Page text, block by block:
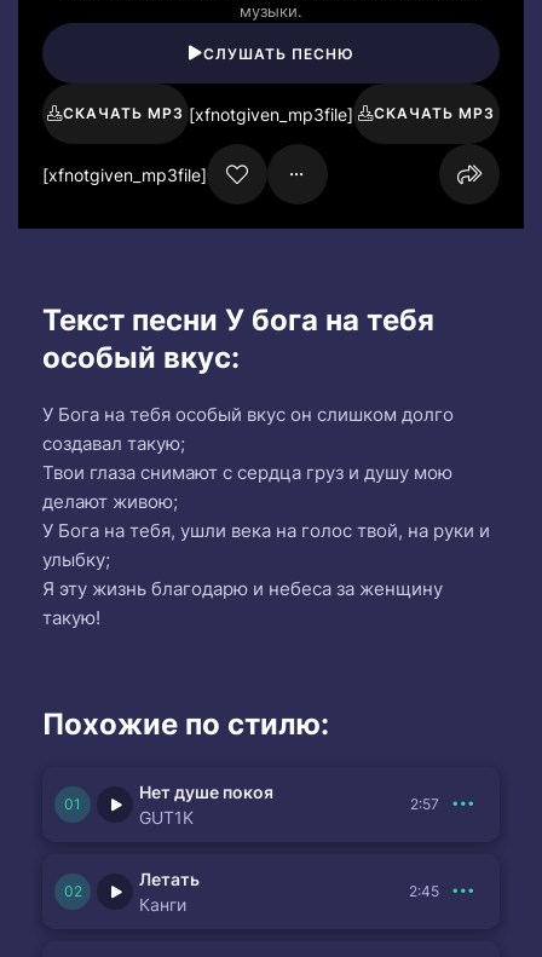
музыки.
СЛУШАТЬ ПЕСНЮ
СКАЧАТЬ MP3 [xfnotgiven_mp3file] СКАЧАТЬ MP3
[xfnotgiven_mp3file]
Текст песни У бога на тебя
особый вкус:
У Бога на тебя особый вкус он слишком долго
создавал такую;
Твои глаза снимают с сердца груз и душу мою
делают живою;
У Бога на тебя, ушли века на голос твой, на руки и
улыбку;
Я эту жизнь благодарю и небеса за женщину
такую!
Похожие по стилю:
Нет душе покоя
GUT1K
2:57
Летать
Канги
2:45